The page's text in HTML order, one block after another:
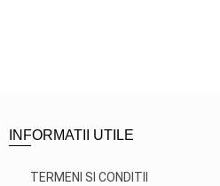
INFORMATII UTILE
TERMENI SI CONDITII